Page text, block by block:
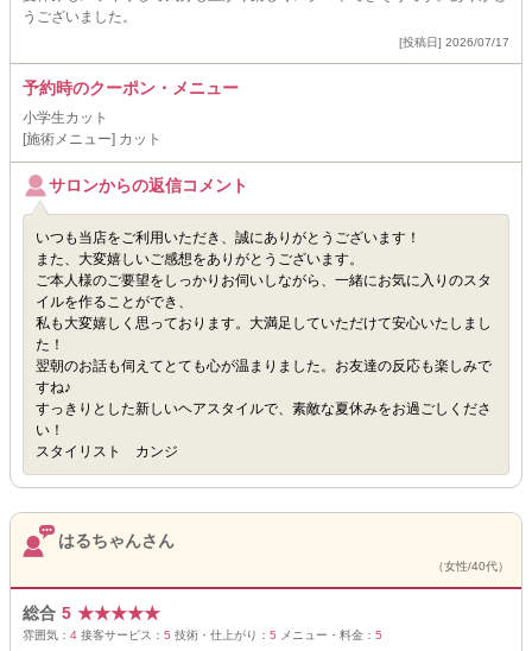
うございました。
[投稿日] 2026/07/17
予約時のクーポン・メニュー
小学生カット
[施術メニュー] カット
サロンからの返信コメント
いつも当店をご利用いただき、誠にありがとうございます！
また、大変嬉しいご感想をありがとうございます。
ご本人様のご要望をしっかりお伺いしながら、一緒にお気に入りのスタ
イルを作ることができ、
私も大変嬉しく思っております。大満足していただけて安心いたしまし
た！
翌朝のお話も伺えてとても心が温まりました。お友達の反応も楽しみで
すね♪
すっきりとした新しいヘアスタイルで、素敵な夏休みをお過ごしくださ
い！
スタイリスト カンジ
はるちゃんさん
（女性/40代）
総合 5 ★★★★★
雰囲気： 4 接客サービス： 5 技術・仕上がり： 5 メニュー・料金： 5